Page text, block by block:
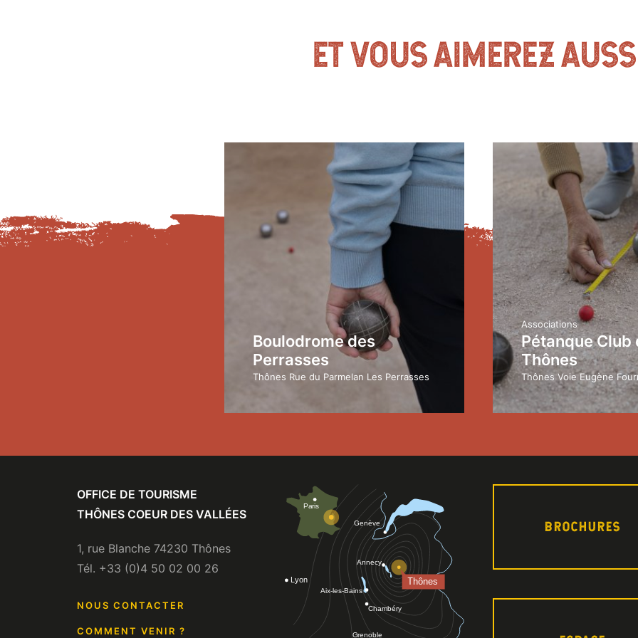
ET VOUS AIMEREZ
Boulodrome des
Perrasses
Thônes Rue du Parmelan Les Perrasses
Associations
Pétanque Club
Thônes
Thônes Voie Eugène
OFFICE DE TOURISME
THÔNES COEUR DES VALLÉES
1, rue Blanche 74230 Thônes
Tél. +33 (0)4 50 02 00 26
NOUS CONTACTER
COMMENT VENIR ?
BROCHURES